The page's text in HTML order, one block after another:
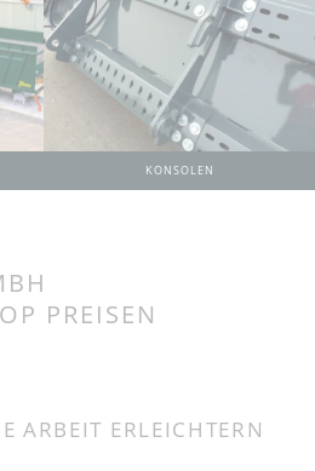
KONSOLEN
PREISEN
ARBEIT ERLEICHTERN